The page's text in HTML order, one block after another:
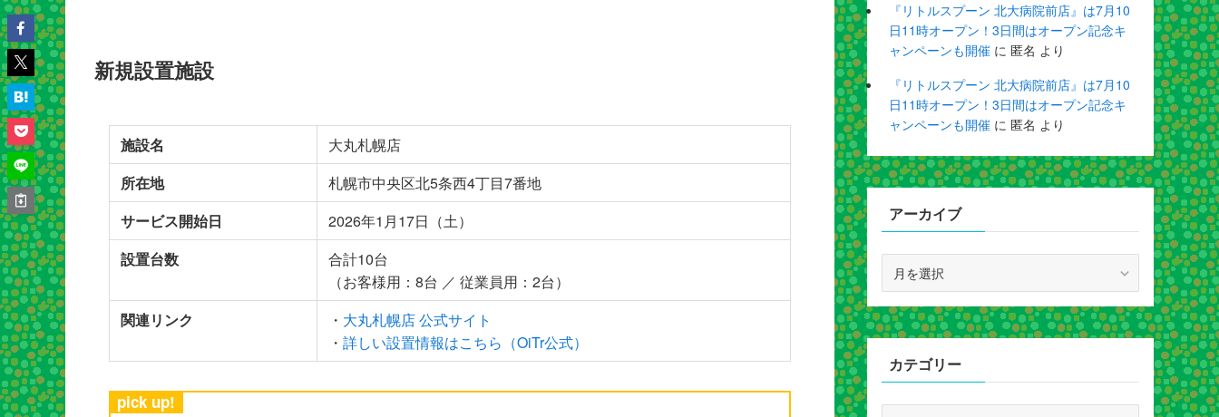
新規設置施設
施設名
大丸札幌店
所在地
札幌市中央区北5条西4丁目7番地
サービス開始日
2026年1月17日（土）
設置台数
合計10台
（お客様用：8台 ／ 従業員用：2台）
関連リンク
・ 大丸札幌店 公式サイト
・ 詳しい設置情報はこちら（OiTr公式）
pick up!
『リトルスプーン 北大病院前店』は7月10
日11時オープン！3日間はオープン記念キ
ャンペーンも開催 に 匿名 より
『リトルスプーン 北大病院前店』は7月10
日11時オープン！3日間はオープン記念キ
ャンペーンも開催 に 匿名 より
アーカイブ
カ
イ
ブ
カテゴリー